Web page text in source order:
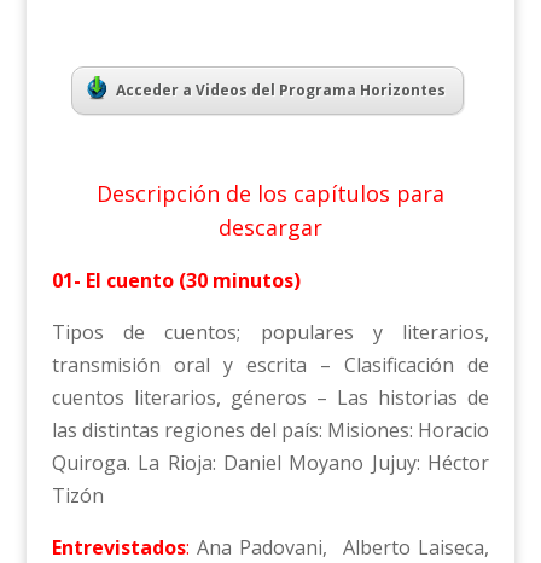
Acceder a Videos del Programa Horizontes
Descripción de los capítulos para
descargar
01- El cuento (30 minutos)
Tipos de cuentos; populares y literarios,
transmisión oral y escrita – Clasificación de
cuentos literarios, géneros – Las historias de
las distintas regiones del país: Misiones: Horacio
Quiroga. La Rioja: Daniel Moyano Jujuy: Héctor
Tizón
Entrevistados: Ana Padovani, Alberto Laiseca,